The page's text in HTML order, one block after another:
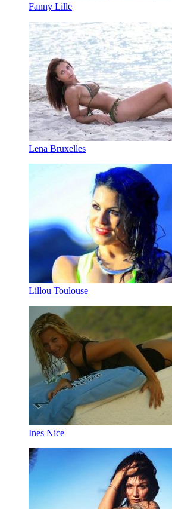
Fanny Lille
Lena Bruxelles
Lillou Toulouse
Ines Nice